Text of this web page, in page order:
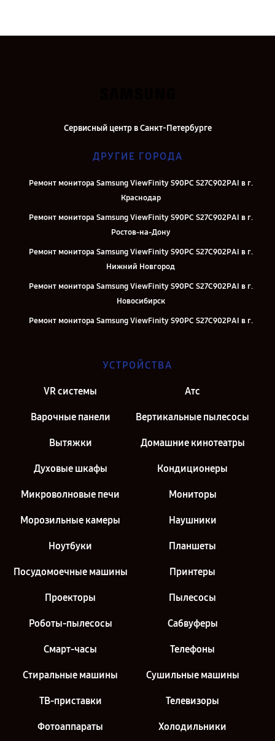
Сервисный центр в Санкт-Петербурге
ДРУГИЕ ГОРОДА
Ремонт монитора Samsung ViewFinity S90PC S27C902PAI в г.
Краснодар
Ремонт монитора Samsung ViewFinity S90PC S27C902PAI в г.
Ростов-на-Дону
Ремонт монитора Samsung ViewFinity S90PC S27C902PAI в г.
Нижний Новгород
Ремонт монитора Samsung ViewFinity S90PC S27C902PAI в г.
Новосибирск
Ремонт монитора Samsung ViewFinity S90PC S27C902PAI в г.
Екатеринбург
Ремонт монитора Samsung ViewFinity S90PC S27C902PAI в г.
Ремонт монитора Samsung ViewFinity S90PC S27C902PAI в г.
Москва
УСТРОЙСТВА
VR системы Атс
Варочные панели Вертикальные пылесосы
Вытяжки Домашние кинотеатры
Духовые шкафы Кондиционеры
Микроволновые печи Мониторы
Морозильные камеры Наушники
Ноутбуки Планшеты
Посудомоечные машины Принтеры
Проекторы Пылесосы
Роботы-пылесосы Сабвуферы
Смарт-часы Телефоны
Стиральные машины Сушильные машины
ТВ-приставки Телевизоры
Фотоаппараты Холодильники